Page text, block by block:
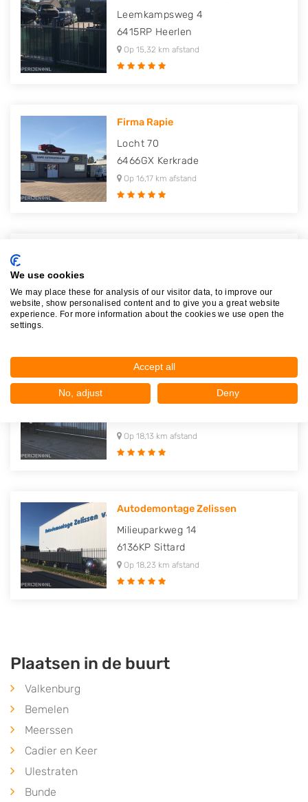
Leemkampsweg 4
6415RP Heerlen
Op 15,32 km afstand
Firma Rapie
Locht 70
6466GX Kerkrade
Op 16,17 km afstand
6466AW Kerkrade
Op 17,80 km afstand
Gebr. Florack
Milieuparkweg 9
Op 18,13 km afstand
Autodemontage Zelissen
Milieuparkweg 14
6136KP Sittard
Op 18,23 km afstand
Plaatsen in de buurt
Valkenburg
Bemelen
Meerssen
Cadier en Keer
Ulestraten
Bunde
We use cookies
We may place these for analysis of our visitor data, to improve our
website, show personalised content and to give you a great website
experience. For more information about the cookies we use open the
settings.
Accept all
No, adjust Deny